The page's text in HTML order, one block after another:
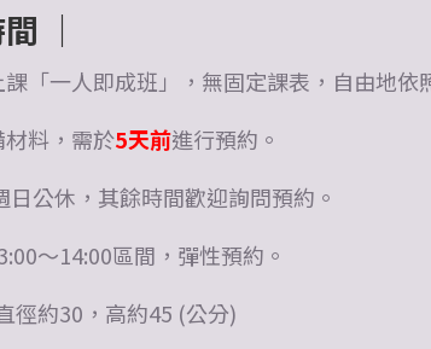
｜
「一人即成班」，無固定課表，自由地依
料，需於5天前進行預約。
日公休，其餘時間歡迎詢問預約。
～14:00區間，彈性預約。
徑約30，高約45 (公分)